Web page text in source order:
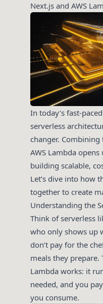
Next.js and AWS
In today’s fast-
serverless
changer.
AWS Lambda
building scalable,
Let’s dive into how
together to create
Understanding the
Think of serverless
who only shows up
don’t pay for the
meals they prepare.
Lambda works: it
needed, and you
you consume.